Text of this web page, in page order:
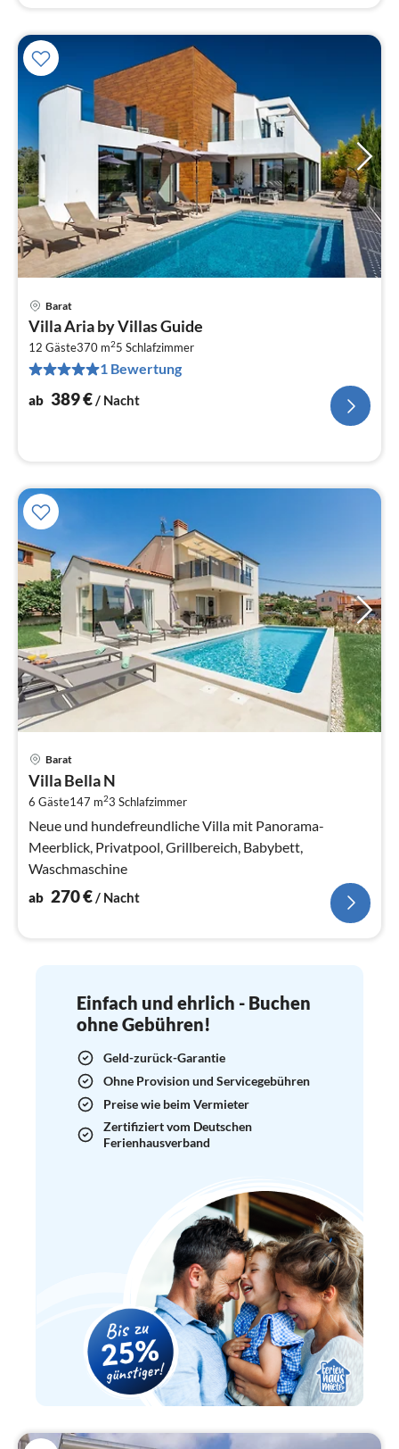
Barat
Villa Aria by Villas Guide
12 Gäste370 m25 Schlafzimmer
1 Bewertung
ab 389€/ Nacht
Barat
Villa Bella N
6 Gäste147 m23 Schlafzimmer
Neue und hundefreundliche Villa mit Panorama-
Meerblick, Privatpool, Grillbereich, Babybett,
Waschmaschine
ab 270€/ Nacht
Einfach und ehrlich - Buchen
ohne Gebühren!
Geld-zurück-Garantie
Ohne Provision und Servicegebühren
Preise wie beim Vermieter
Zertifiziert vom Deutschen
Ferienhausverband